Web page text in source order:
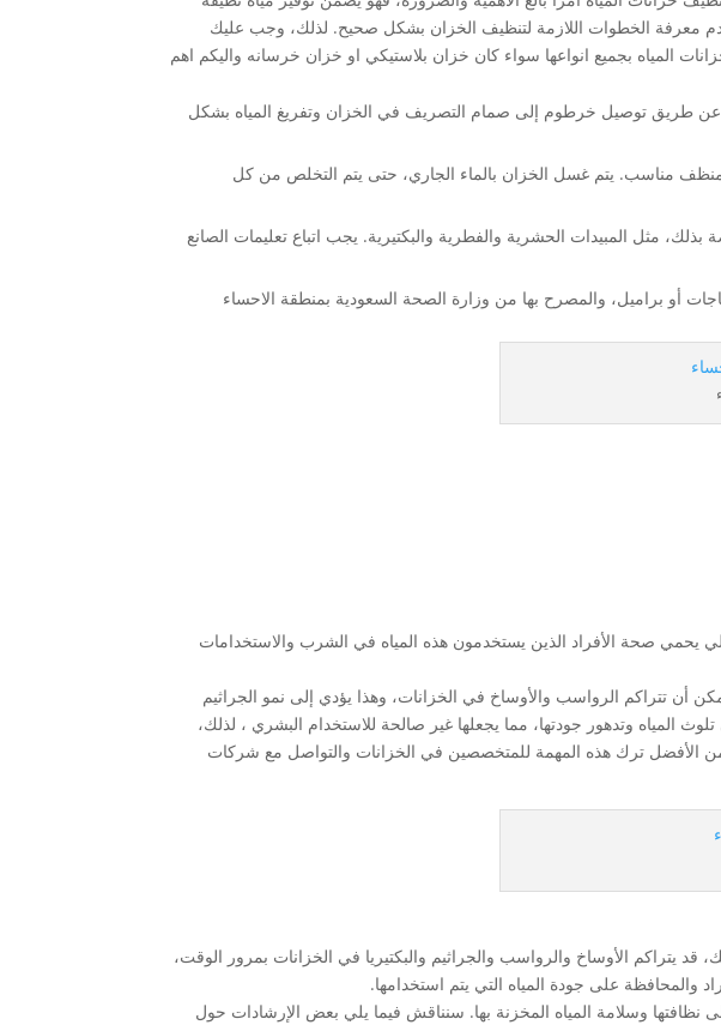
معرفة الخطوات اللازمة لتنظيف الخزان بشكل صحيح. لذلك، وجب عليك
المياه بجميع انواعها سواء كان خزان بلاستيكي او خزان خرسانه واليكم اهم
عن طريق توصيل خرطوم إلى صمام التصريف في الخزان وتفريغ المياه بشكل
مناسب. يتم غسل الخزان بالماء الجاري، حتى يتم التخلص من كل
مثل المبيدات الحشرية والفطرية والبكتيرية. يجب اتباع تعليمات الصانع
أو براميل، والمصرح بها من وزارة الصحة السعودية بمنطقة الاحساء
يحمي صحة الأفراد الذين يستخدمون هذه المياه في الشرب والاستخدامات
تتراكم الرواسب والأوساخ في الخزانات، وهذا يؤدي إلى نمو الجراثيم
المياه وتدهور جودتها، مما يجعلها غير صالحة للاستخدام البشري ، لذلك،
الأفضل ترك هذه المهمة للمتخصصين في الخزانات والتواصل مع شركات
يتراكم الأوساخ والرواسب والجراثيم والبكتيريا في الخزانات بمرور الوقت،
والمحافظة على جودة المياه التي يتم استخدامها.
نظافتها وسلامة المياه المخزنة بها. سنناقش فيما يلي بعض الإرشادات حول